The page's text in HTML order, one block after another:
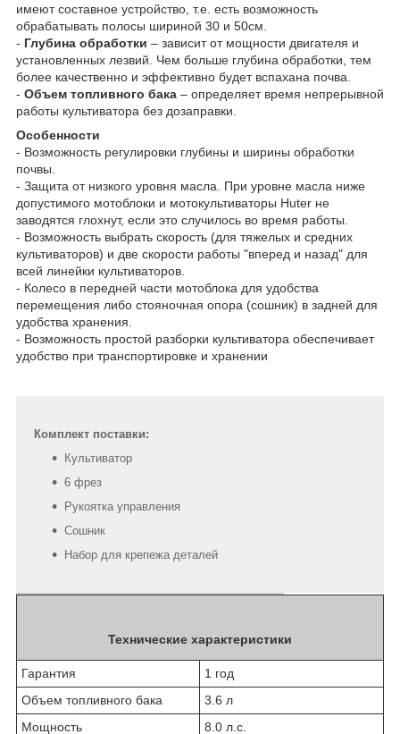
имеют составное устройство, т.е. есть возможность
обрабатывать полосы шириной 30 и 50см.
- Глубина обработки – зависит от мощности двигателя и
установленных лезвий. Чем больше глубина обработки, тем
более качественно и эффективно будет вспахана почва.
- Объем топливного бака – определяет время непрерывной
работы культиватора без дозаправки.
Особенности
- Возможность регулировки глубины и ширины обработки
почвы.
- Защита от низкого уровня масла. При уровне масла ниже
допустимого мотоблоки и мотокультиваторы Huter не
заводятся глохнут, если это случилось во время работы.
- Возможность выбрать скорость (для тяжелых и средних
культиваторов) и две скорости работы "вперед и назад" для
всей линейки культиваторов.
- Колесо в передней части мотоблока для удобства
перемещения либо стояночная опора (сошник) в задней для
удобства хранения.
- Возможность простой разборки культиватора обеспечивает
удобство при транспортировке и хранении
Комплект поставки:
Культиватор
6 фрез
Рукоятка управления
Сошник
Набор для крепежа деталей
Технические характеристики
Гарантия
1 год
Объем топливного бака
3.6 л
Мощность
8.0 л.с.